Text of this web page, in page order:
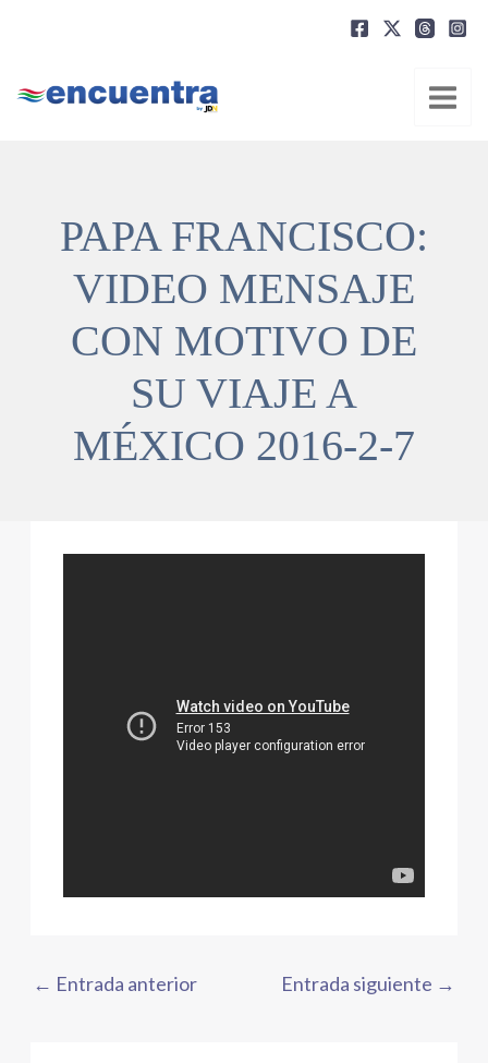
PAPA FRANCISCO:
VIDEO MENSAJE
CON MOTIVO DE
SU VIAJE A
MÉXICO 2016-2-7
← Entrada anterior Entrada siguiente →